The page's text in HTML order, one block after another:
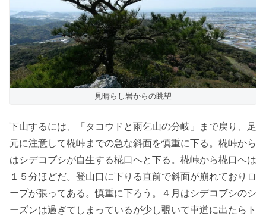
見晴らし岩からの眺望
下山するには、「タコウドと雨乞山の分岐」まで戻り、足
元に注意して椛峠までの急な斜面を慎重に下る。椛峠から
はシデコブシが自生する椛口へと下る。椛峠から椛口へは
１５分ほどだ。登山口に下りる直前で斜面が崩れておりロ
ープが張ってある。慎重に下ろう。４月はシデコブシのシ
ーズンは過ぎてしまっているが少し覗いて車道に出たらト